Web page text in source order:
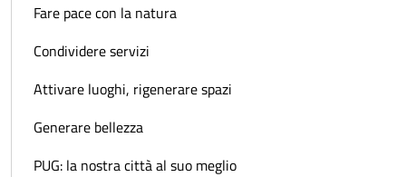
Fare pace con la natura
Condividere servizi
Attivare luoghi, rigenerare spazi
Generare bellezza
PUG: la nostra città al suo meglio